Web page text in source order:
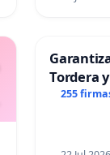
Tordera
255